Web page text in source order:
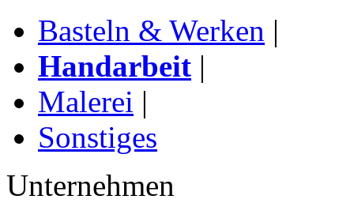
Basteln & Werken |
Handarbeit |
Malerei |
Sonstiges
Unternehmen